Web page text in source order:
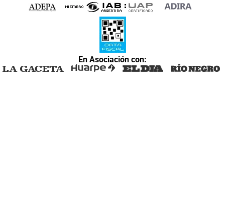
En Asociación con: